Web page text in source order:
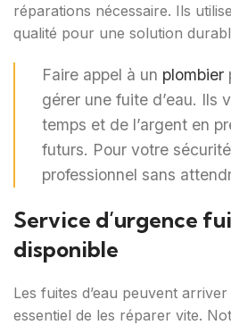
réparations nécessaire. Ils
qualité pour une solution
Faire appel à un plombier
gérer une fuite d’eau. Ils
temps et de l’argent en
futurs. Pour votre
professionnel sans
Service d’urgence
disponible
Les fuites d’eau peuvent
essentiel de les réparer vite.